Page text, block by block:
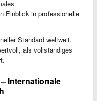
Einblick in professionelle
Standard weltweit.
als vollständiges
Internationale